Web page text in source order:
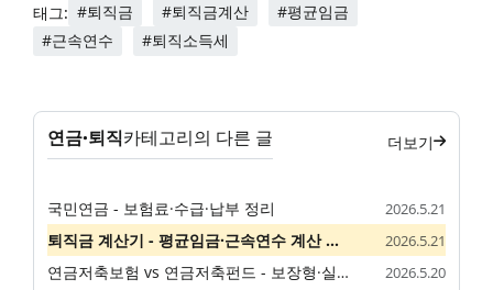
태그: #퇴직금 #퇴직금계산
#평균임금
#근속연수
#퇴직소득세
연금·퇴직카테고리의 다른 글 더보기
국민연금 - 보험료·수급·납부 정리 2026.5.21
퇴직금 계산기 - 평균임금·근속연수 계산 가이드 2026.5.21
연금저축보험 vs 연금저축펀드 - 보장형·실적형 5분 비교 2026.5.20